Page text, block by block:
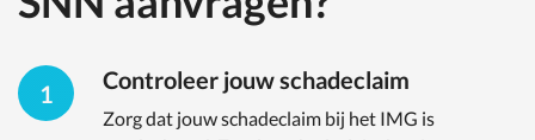
1 Controleer jouw schadeclaim
Zorg dat jouw schadeclaim bij het IMG is